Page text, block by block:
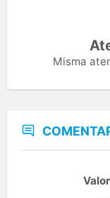
Misma